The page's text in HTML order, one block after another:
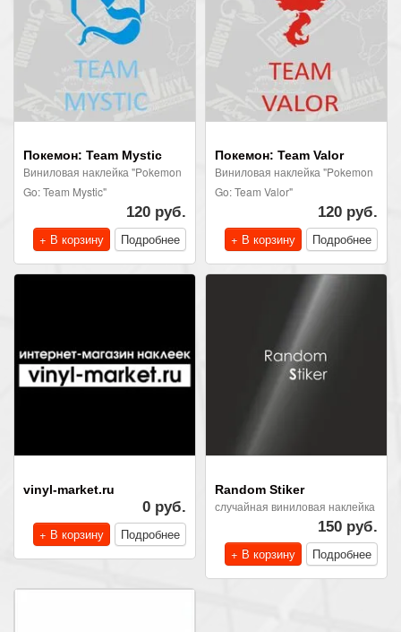
Покемон: Team Mystic
Виниловая наклейка "Pokemon
Go: Team Mystic"
120 руб.
+ В корзину
Подробнее
Покемон: Team Valor
Виниловая наклейка "Pokemon
Go: Team Valor"
120 руб.
+ В корзину
Подробнее
vinyl-market.ru
0 руб.
+ В корзину
Подробнее
Random Stiker
случайная виниловая наклейка
150 руб.
+ В корзину
Подробнее